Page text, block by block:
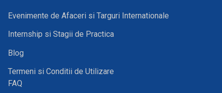
Evenimente de Afaceri si Targuri Internationale
Internship si Stagii de Practica
Blog
Termeni si Conditii de Utilizare
FAQ